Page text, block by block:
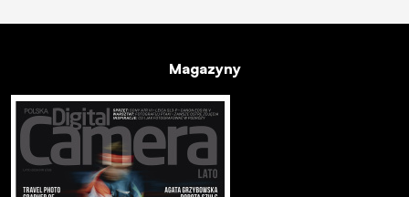
Magazyny